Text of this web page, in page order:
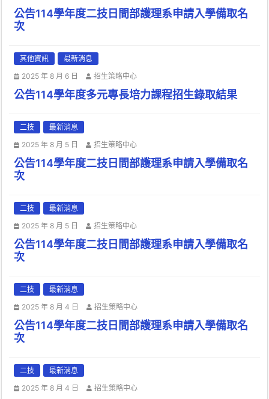
公告114學年度二技日間部護理系申請入學備取名
次
其他資訊
最新消息
2025 年 8 月 6 日
招生策略中心
公告114學年度多元專長培力課程招生錄取結果
二技
最新消息
2025 年 8 月 5 日
招生策略中心
公告114學年度二技日間部護理系申請入學備取名
次
二技
最新消息
2025 年 8 月 5 日
招生策略中心
公告114學年度二技日間部護理系申請入學備取名
次
二技
最新消息
2025 年 8 月 4 日
招生策略中心
公告114學年度二技日間部護理系申請入學備取名
次
二技
最新消息
2025 年 8 月 4 日
招生策略中心